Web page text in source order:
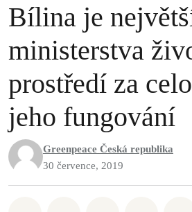
Bílina je
ministerstva
prostředí za
jeho fungování
Greenpeace Česká republika
30 července, 2019